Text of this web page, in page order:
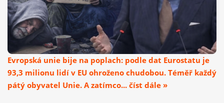
Evropská unie bije na poplach: podle dat Eurostatu je
93,3 milionu lidí v EU ohroženo chudobou. Téměř každý
pátý obyvatel Unie. A zatímco... číst dále »